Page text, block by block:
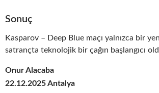
Sonuç
Kasparov – Deep Blue maçı yalnızca bir
satrançta teknolojik bir çağın başlangıcı
Onur Alacaba
22.12.2025 Antalya